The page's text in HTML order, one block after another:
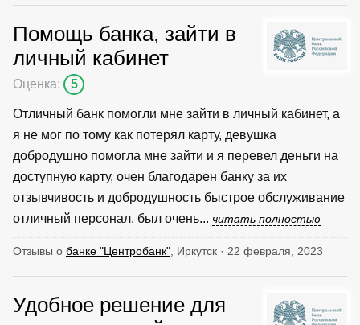
Помощь банка, зайти в
личный кабинет
Оценка: 5
Отличный банк помогли мне зайти в личный кабинет, а
я не мог по тому как потерял карту, девушка
добродушно помогла мне зайти и я перевел деньги на
доступную карту, очен благодарен банку за их
отзывчивость и добродушность быстрое обслуживание
отличный персонал, был очень... читать полностью
Отзывы о банке "Центробанк" , Иркутск · 22 февраля, 2023
Удобное решение для